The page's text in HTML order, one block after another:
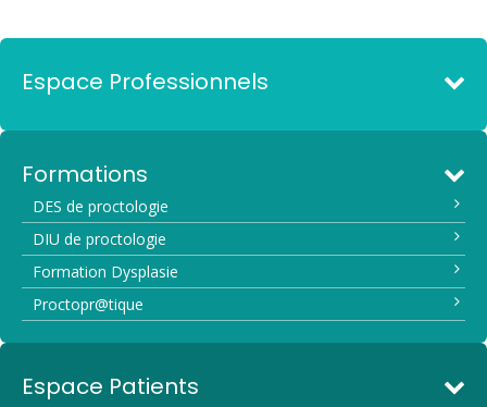
Espace Professionnels
Formations
DES de proctologie
DIU de proctologie
Formation Dysplasie
Proctopr@tique
Espace Patients